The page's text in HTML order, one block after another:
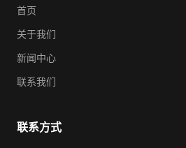
首页
关于我们
新闻中心
联系我们
联系方式